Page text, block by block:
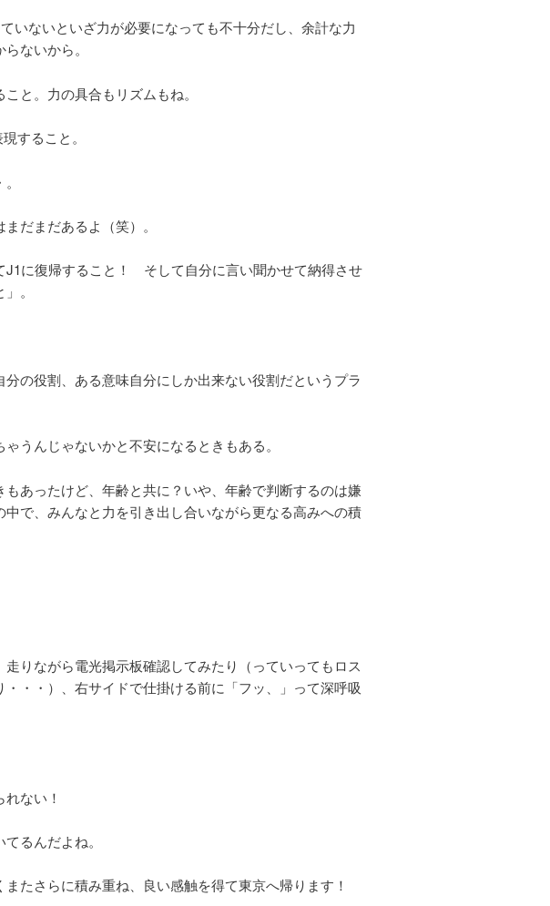
いないといざ力が必要になっても不十分だし、余計な力
ないから。
と。力の具合もリズムもね。
すること。
だまだあるよ（笑）。
J1に復帰すること！ そして自分に言い聞かせて納得させ
。
の役割、ある意味自分にしか出来ない役割だというプラ
うんじゃないかと不安になるときもある。
あったけど、年齢と共に？いや、年齢で判断するのは嫌
で、みんなと力を引き出し合いながら更なる高みへの積
りながら電光掲示板確認してみたり（っていってもロス
・・）、右サイドで仕掛ける前に「フッ、」って深呼吸
ない！
るんだよね。
たさらに積み重ね、良い感触を得て東京へ帰ります！